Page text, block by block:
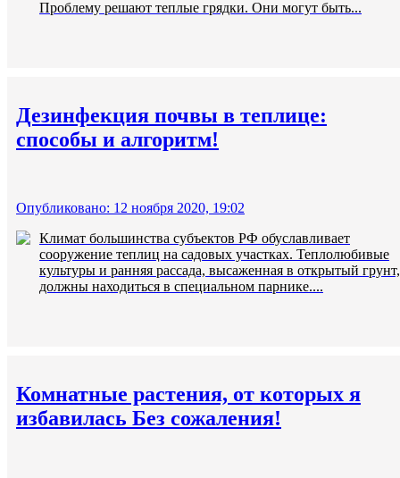
Проблему решают теплые грядки. Они могут быть...
Дезинфекция почвы в теплице:
способы и алгоритм!
Опубликовано: 12 ноября 2020, 19:02
Климат большинства субъектов РФ обуславливает
сооружение теплиц на садовых участках. Теплолюбивые
культуры и ранняя рассада, высаженная в открытый грунт,
должны находиться в специальном парнике....
Комнатные растения, от которых я
избавилась Без сожаления!